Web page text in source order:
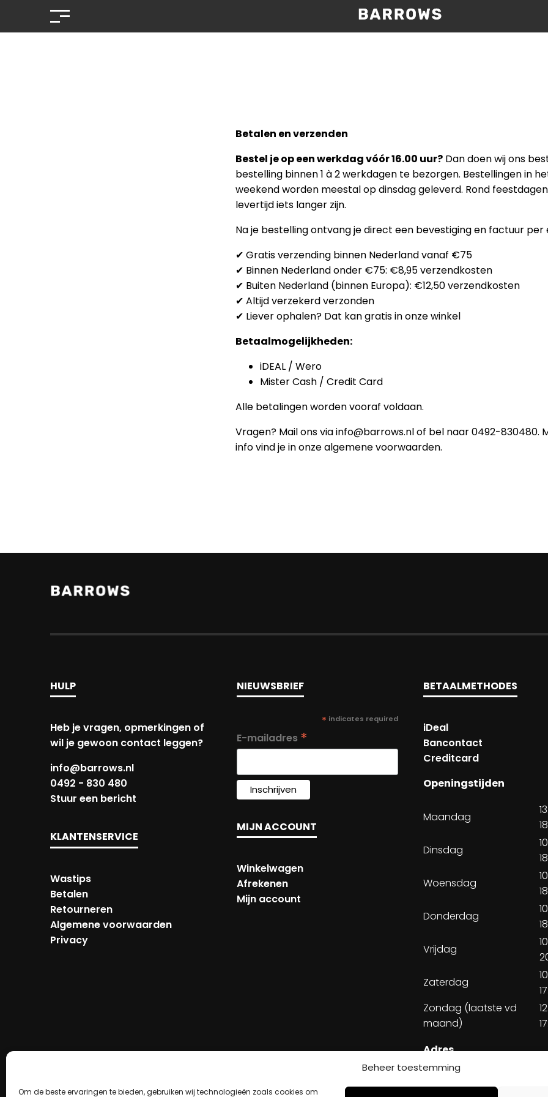
Beheer toestemming
Om de beste ervaringen te bieden, gebruiken wij technologieën zoals cookies om
Betalen en verzenden
Bestel je op een werkdag vóór 16.00 uur?Dan doen wij ons
bestelling binnen 1 à 2 werkdagen te bezorgen. Bestellingen in
weekend worden meestal op dinsdag geleverd. Rond
levertijd iets langer zijn.
Na je bestelling ontvang je direct een bevestiging en factuur per
✔ Gratis verzending binnen Nederland vanaf €75
✔ Binnen Nederland onder €75: €8,95 verzendkosten
✔ Buiten Nederland (binnen Europa): €12,50 verzendkosten
✔ Altijd verzekerd verzonden
✔ Liever ophalen? Dat kan gratis in onze winkel
Betaalmogelijkheden:
iDEAL / Wero
Mister Cash / Credit Card
Alle betalingen worden vooraf voldaan.
Vragen? Mail ons via info@barrows.nl of bel naar 0492-830480.
info vind je in onze algemene voorwaarden.
HULP
Heb je vragen, opmerkingen of
wil je gewoon contact leggen?
info@barrows.nl
0492 - 830 480
Stuur een bericht
KLANTENSERVICE
Wastips
Betalen
Retourneren
Algemene voorwaarden
Privacy
NIEUWSBRIEF
* indicates required
E-mailadres *
MIJN ACCOUNT
Winkelwagen
Afrekenen
Mijn account
BETAALMETHODES
iDeal
Bancontact
Creditcard
Openingstijden
Maandag
Dinsdag
Woensdag
Donderdag
Vrijdag
Zaterdag
Zondag (laatste vd
maand)
Adres
Steenweg 50
5707 CH Helmond